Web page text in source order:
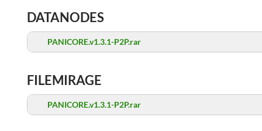
DATANODES
PANICORE.v1.3.1-P2P.rar
FILEMIRAGE
PANICORE.v1.3.1-P2P.rar